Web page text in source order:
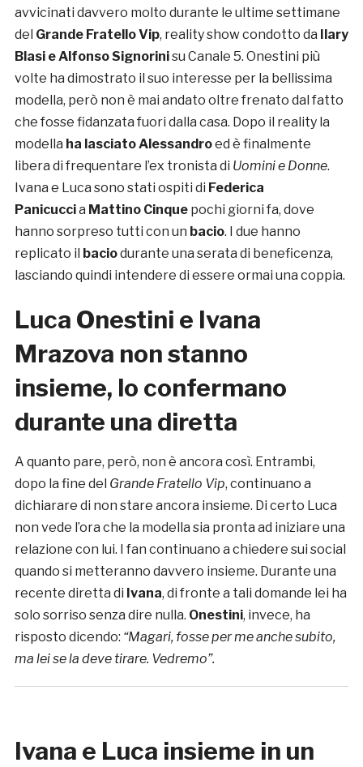
avvicinati davvero molto durante le ultime settimane
del Grande Fratello Vip, reality show condotto da
Ilary
Blasi e Alfonso Signorinisu Canale 5. Onestini più
volte ha dimostrato il suo interesse per la bellissima
modella, però non è mai andato oltre frenato dal fatto
che fosse fidanzata fuori dalla casa. Dopo il reality la
modella ha lasciato Alessandroed è finalmente
libera di frequentare l’ex tronista di Uomini e Donne.
Ivana e Luca sono stati ospiti di Federica
Panicuccia Mattino Cinque pochi giorni fa, dove
hanno sorpreso tutti con un bacio. I due hanno
replicato il baciodurante una serata di beneficenza,
lasciando quindi intendere di essere ormai una coppia.
Luca Onestini e Ivana
Mrazova non stanno
insieme, lo confermano
durante una diretta
A quanto pare, però, non è ancora così. Entrambi,
dopo la fine del Grande Fratello Vip, continuano a
dichiarare di non stare ancora insieme. Di certo Luca
non vede l’ora che la modella sia pronta ad iniziare una
relazione con lui. I fan continuano a chiedere sui social
quando si metteranno davvero insieme. Durante una
recente diretta di Ivana, di fronte a tali domande lei ha
solo sorriso senza dire nulla. Onestini, invece, ha
risposto dicendo: “Magari, fosse per me anche subito,
ma lei se la deve tirare. Vedremo”.
Ivana e Luca insieme in un